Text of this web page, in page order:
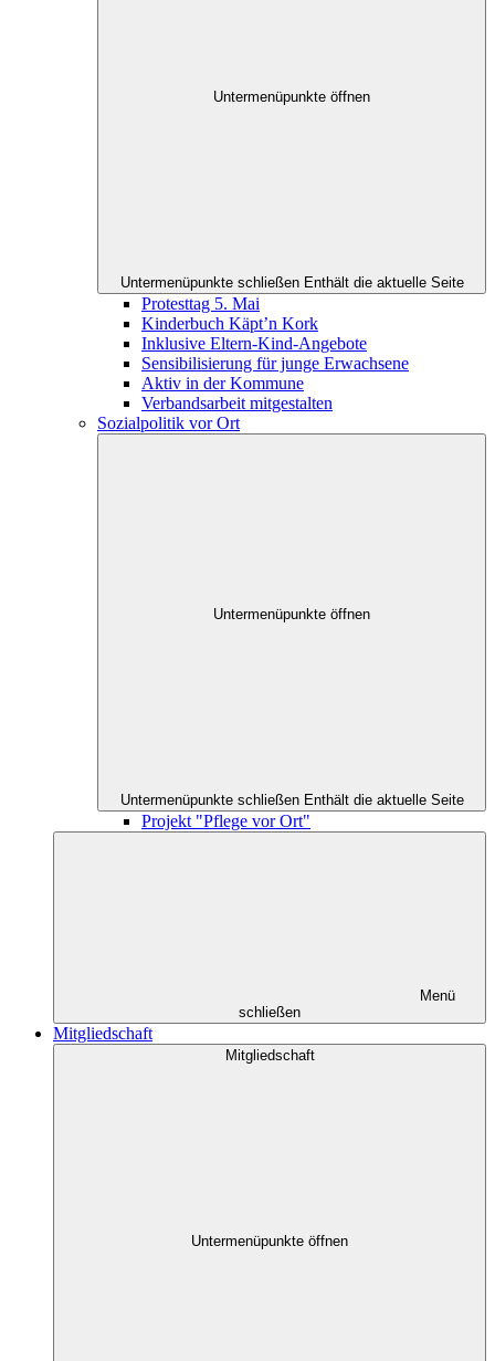
Untermenüpunkte öffnen
Untermenüpunkte schließen Enthält die aktuelle Seite
Protesttag 5. Mai
Kinderbuch Käpt’n Kork
Inklusive Eltern-Kind-Angebote
Sensibilisierung für junge Erwachsene
Aktiv in der Kommune
Verbandsarbeit mitgestalten
Sozialpolitik vor Ort
Untermenüpunkte öffnen
Untermenüpunkte schließen Enthält die aktuelle Seite
Projekt "Pflege vor Ort"
Menü
schließen
Mitgliedschaft
Mitgliedschaft
Untermenüpunkte öffnen